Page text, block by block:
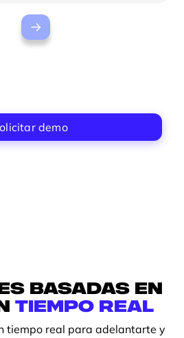
demo
basadas en
tiempo real
tiempo real para adelantarte y